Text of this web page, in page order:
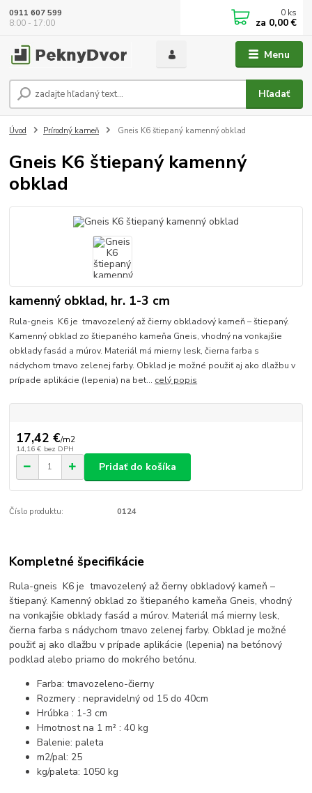
Menu
Hľadať
0911 607 599
8:00 - 17:00
0 ks
za 0,00 €
Úvod Prírodný kameň Gneis K6 štiepaný kamenný obklad
Gneis K6 štiepaný kamenný
obklad
kamenný obklad, hr. 1-3 cm
Rula-gneis K6 je tmavozelený až čierny obkladový kameň – štiepaný.
Kamenný obklad zo štiepaného kameňa Gneis, vhodný na vonkajšie
obklady fasád a múrov. Materiál má mierny lesk, čierna farba s
nádychom tmavo zelenej farby. Obklad je možné použiť aj ako dlažbu v
prípade aplikácie (lepenia) na bet... celý popis
17,42 €/m2
14,16 € bez DPH
Pridať do košíka
Číslo produktu: 0124
Kompletné špecifikácie
Rula-gneis K6 je tmavozelený až čierny obkladový kameň –
štiepaný. Kamenný obklad zo štiepaného kameňa Gneis, vhodný
na vonkajšie obklady fasád a múrov. Materiál má mierny lesk,
čierna farba s nádychom tmavo zelenej farby. Obklad je možné
použiť aj ako dlažbu v prípade aplikácie (lepenia) na betónový
podklad alebo priamo do mokrého betónu.
Farba: tmavozeleno-čierny
Rozmery : nepravidelný od 15 do 40cm
Hrúbka : 1-3 cm
Hmotnost na 1 m² : 40 kg
Balenie: paleta
m2/pal: 25
kg/paleta: 1050 kg